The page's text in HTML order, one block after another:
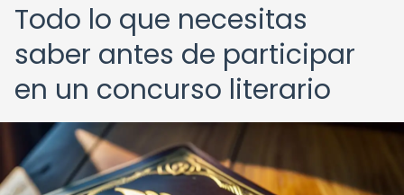
Todo lo que necesitas
saber antes de participar
en un concurso literario